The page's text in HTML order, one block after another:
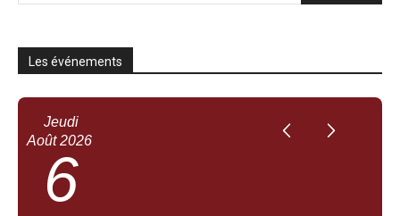
Les événements
Jeudi
Août 2026
6